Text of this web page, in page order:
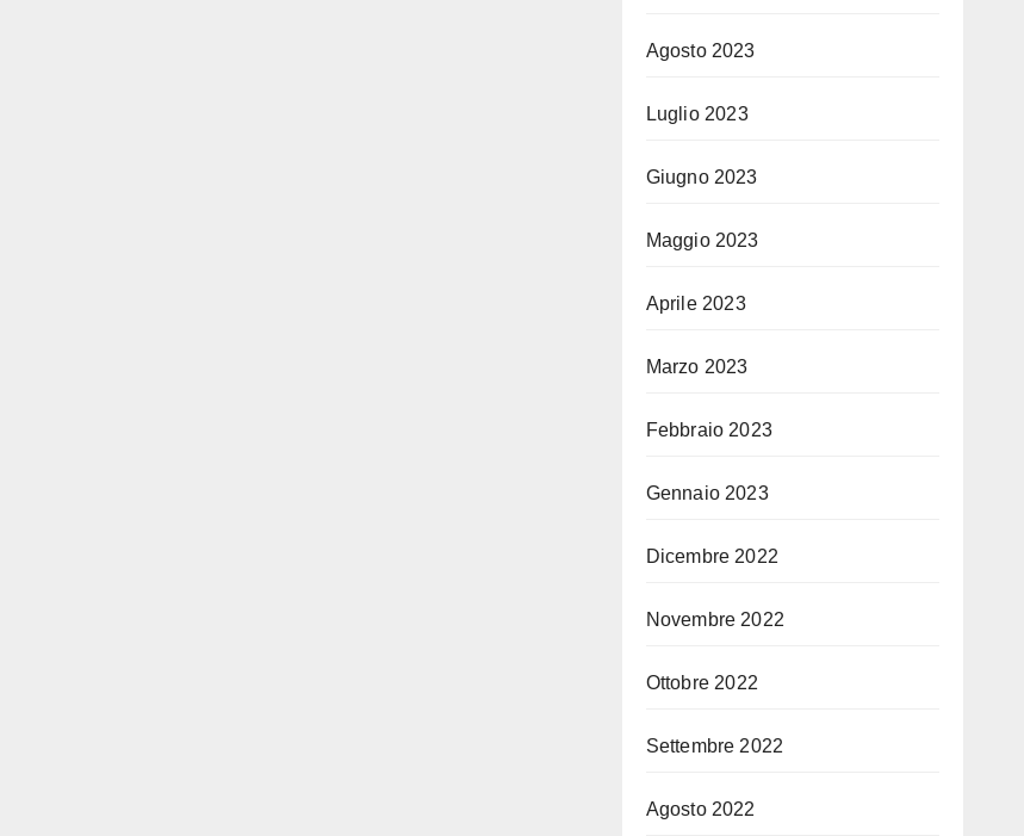
Agosto 2023
Luglio 2023
Giugno 2023
Maggio 2023
Aprile 2023
Marzo 2023
Febbraio 2023
Gennaio 2023
Dicembre 2022
Novembre 2022
Ottobre 2022
Settembre 2022
Agosto 2022